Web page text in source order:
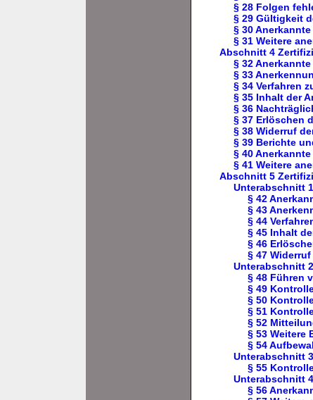
§ 28 Folgen
§ 29 Gültigkeit
§ 30
§ 31 Weitere
Abschnitt 4
§ 32
§ 33
§ 34 Verfahren
§ 35 Inhalt der
§ 36
§ 37 Erlöschen
§ 38 Widerruf
§ 39 Berichte
§ 40
§ 41 Weitere
Abschnitt 5
Unterabschnitt
§ 42
§ 43
§ 44
§ 45 Inhalt
§ 46
§ 47
Unterabschnitt
§ 48 Führen
§ 49
§ 50
§ 51
§ 52
§ 53 Weitere
§ 54
Unterabschnitt
§ 55
Unterabschnitt
§ 56